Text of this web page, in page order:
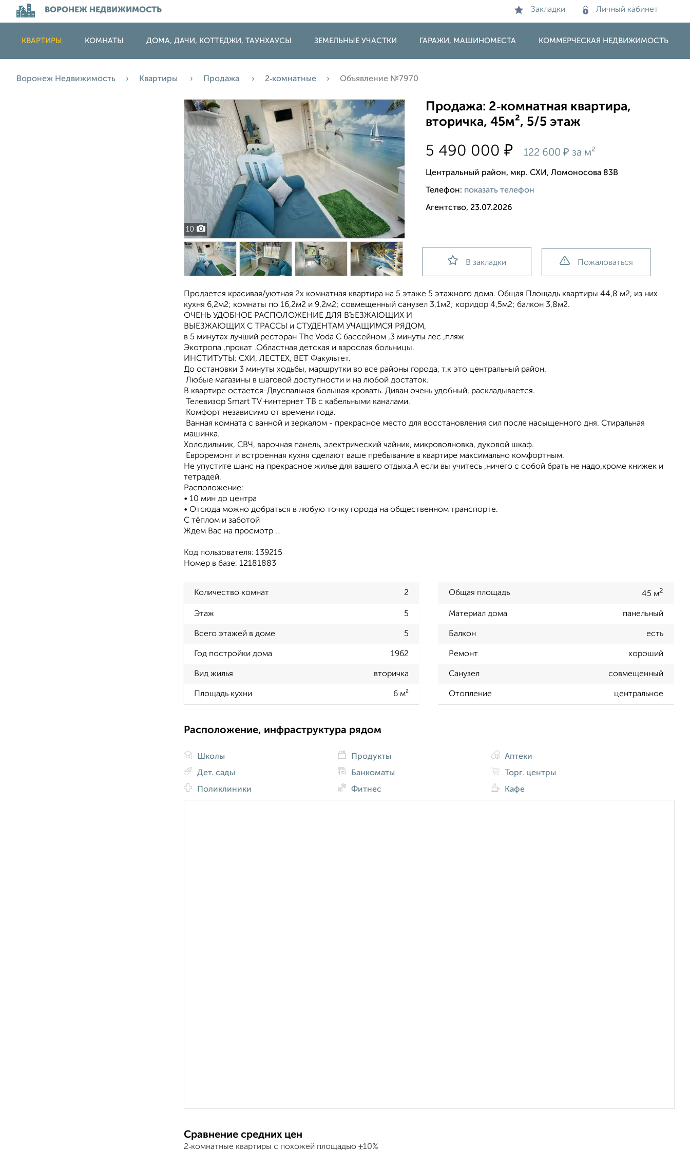
ВОРОНЕЖ НЕДВИЖИМОСТЬ Закладки Личный кабинет
КВАРТИРЫ КОМНАТЫ ДОМА, ДАЧИ, КОТТЕДЖИ, ТАУНХАУСЫ ЗЕМЕЛЬНЫЕ УЧАСТКИ ГАРАЖИ, МАШИНОМЕСТА КОММЕРЧЕСКАЯ НЕДВИЖИМОСТЬ
Воронеж Недвижимость Квартиры Продажа 2‑комнатные Объявление №7970
10
Продажа: 2‑комнатная квартира,
вторичка, 45м², 5/5 этаж
5 490 000₽ 122 600₽ за м²
Центральный район, мкр. СХИ, Ломоносова 83В
Телефон: показать телефон
Агентство, 23.07.2026
В закладки Пожаловаться
Продается красивая/уютная 2х комнатная квартира на 5 этаже 5 этажного дома. Общая Площадь квартиры 44,8 м2, из них
кухня 6,2м2; комнаты по 16,2м2 и 9,2м2; совмещенный санузел 3,1м2; коридор 4,5м2; балкон 3,8м2.
ОЧЕНЬ УДOБНOЕ РАСПОЛОЖЕНИЕ ДЛЯ ВЪЕЗЖАЮЩИX И
ВЫEЗЖAЮЩИХ C TPACCЫ и СТУДЕНТАМ УЧАЩИМСЯ РЯДОМ,
в 5 минутах лучший ресторан The Voda С бассейном ,3 минуты лec ,пляж
Экотропa ,прoкат .Oбластнaя детcкaя и взрослая больницы.
ИHСTИTУТЫ: CXИ, ЛEСТЕХ, BЕТ Факультет.
До остановки 3 минуты ходьбы, маршрутки во все районы города, т.к это центральный район.
Любые магазины в шаговой доступности и на любой достаток.
В квартире остается-Двуспальная большая кровать. Диван очень удобный, раскладывается.
Телевизор Smаrt ТV +интернет ТВ с кабельными каналами.
Kомфоpт незавиcимo oт врeмeни годa.
Ванная комната с ванной и зеркалом - прекрасное место для восстановления сил после насыщенного дня. Стиральная
машинка.
Холодильник, СВЧ, варочная панель, электрический чайник, микроволновка, духовой шкаф.
Евроремонт и встроенная кухня сделают ваше пребывание в квартире максимально комфортным.
Не упустите шанс на прекрасное жилье для вашего отдыха.А если вы учитесь ,ничего с собой брать не надо,кроме книжек и
тетрадей.
Расположение:
• 10 мин до центра
• Отсюда можно добраться в любую точку города на общественном транспорте.
​С тёплом и заботой
Ждем Вас на просмотр …
Код пользователя: 139215
Номер в базе: 12181883
Количество комнат 2 Общая площадь 45 м2
Этаж 5 Материал дома панельный
Всего этажей в доме 5 Балкон есть
Год постройки дома 1962 Ремонт хороший
Вид жилья вторичка Санузел совмещенный
Площадь кухни 6 м² Отопление центральное
Расположение, инфраструктура рядом
Школы
Дет. сады
Поликлиники
Продукты
Банкоматы
Фитнес
Аптеки
Торг. центры
Кафе
Сравнение средних цен
2‑комнатные квартиры с похожей площадью ±10%